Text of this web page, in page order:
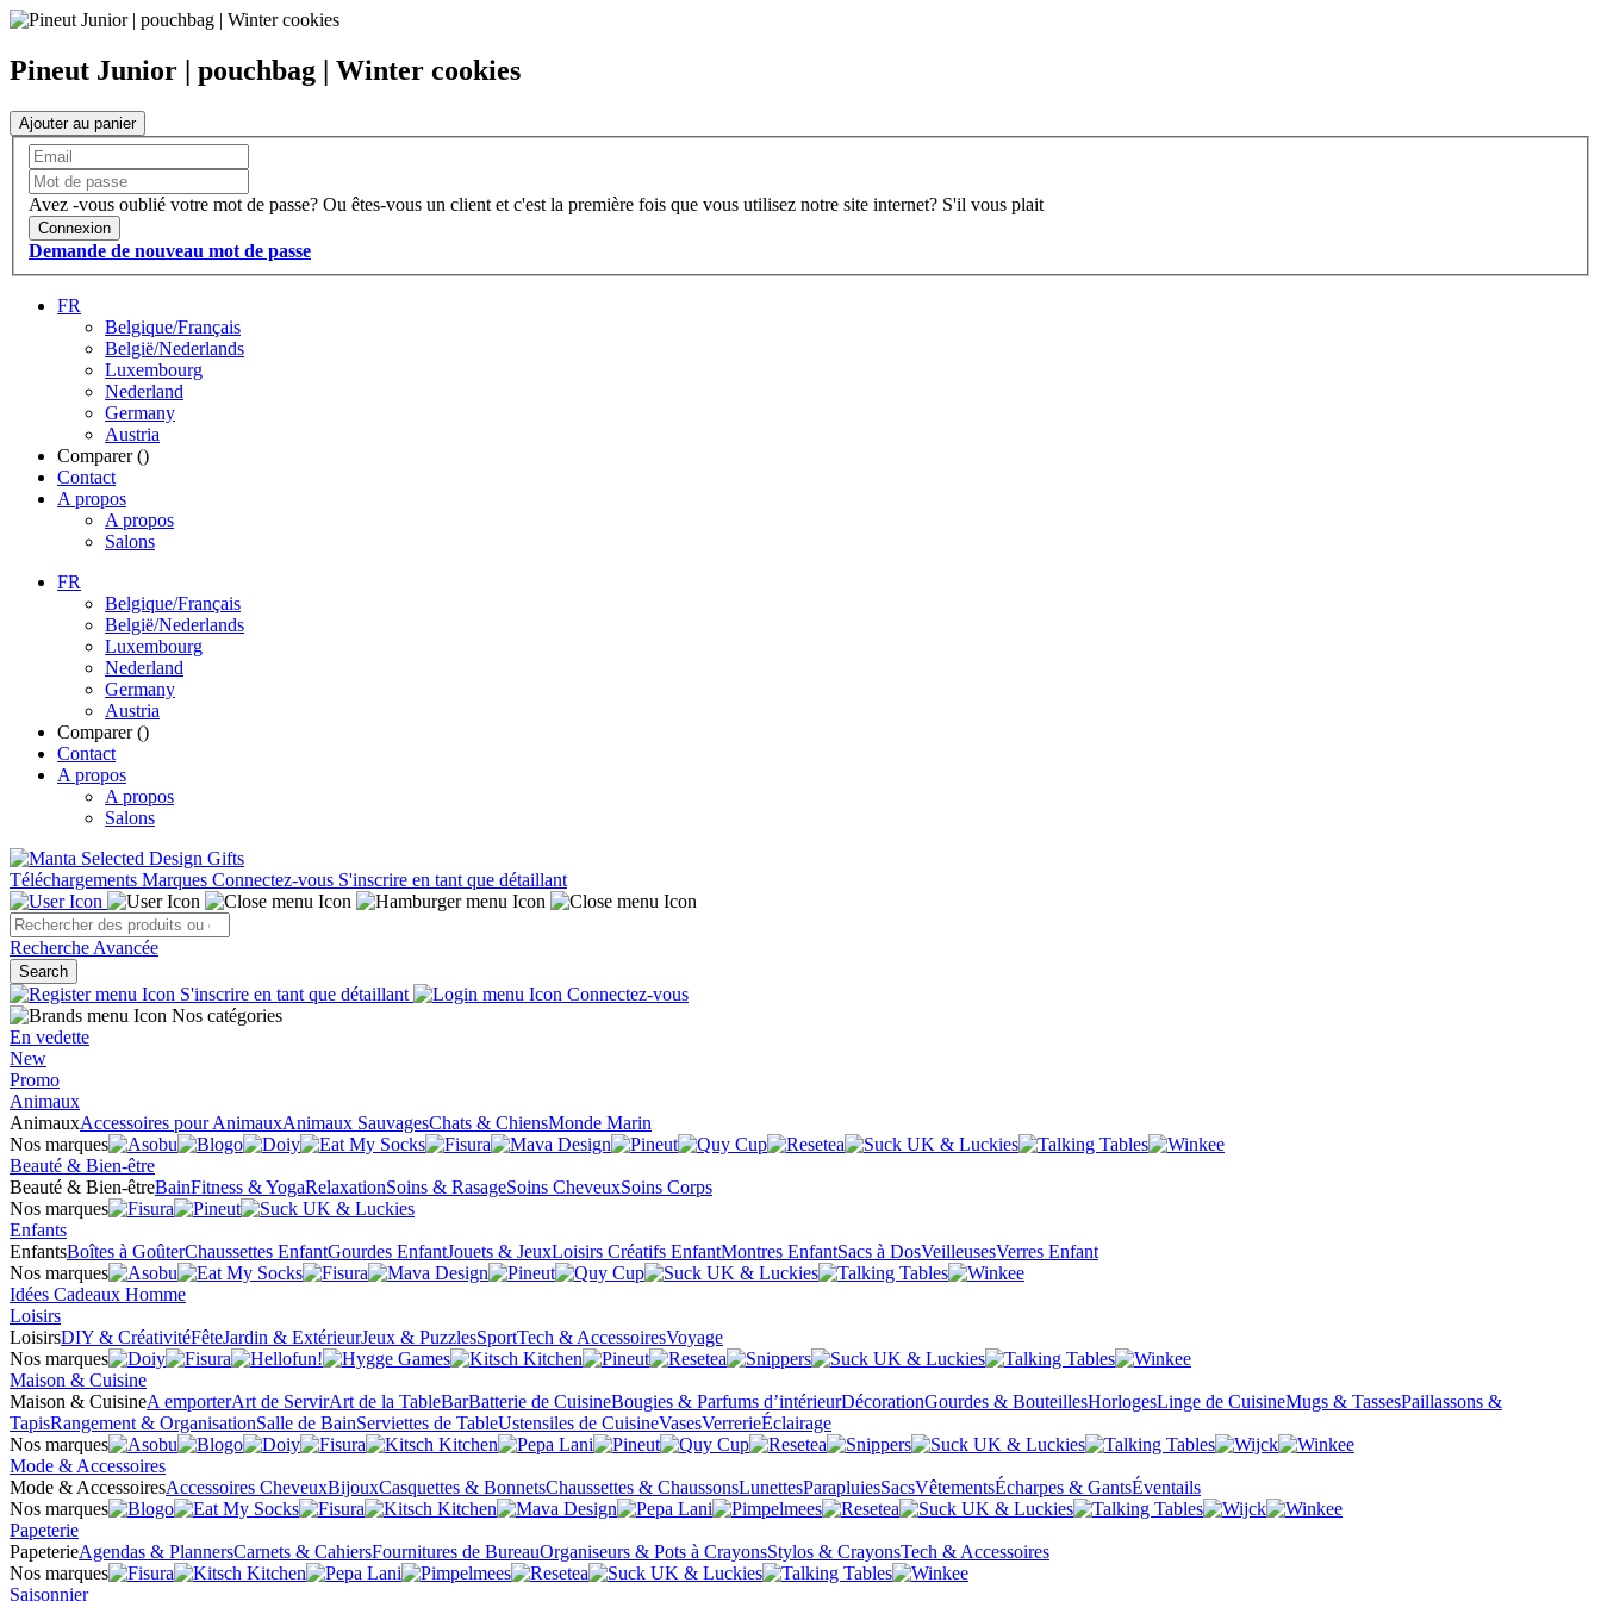
Pineut Junior | pouchbag | Winter cookies
Ajouter au panier
Avez -vous oublié votre mot de passe? Ou êtes-vous un client et c'est la première fois que vous utilisez notre site internet? S'il vous plait
Connexion
Demande de nouveau mot de passe
FR
Belgique/Français
België/Nederlands
Luxembourg
Nederland
Germany
Austria
Comparer ()
Contact
A propos
A propos
Salons
FR
Belgique/Français
België/Nederlands
Luxembourg
Nederland
Germany
Austria
Comparer ()
Contact
A propos
A propos
Salons
Téléchargements Marques Connectez-vous S'inscrire en tant que détaillant
Recherche Avancée
Search
S'inscrire en tant que détaillant
Connectez-vous
Nos catégories
En vedette
New
Promo
Animaux
AnimauxAccessoires pour AnimauxAnimaux SauvagesChats & ChiensMonde Marin
Nos marques
Beauté & Bien-être
Beauté & Bien-êtreBainFitness & YogaRelaxationSoins & RasageSoins CheveuxSoins Corps
Nos marques
Enfants
EnfantsBoîtes à GoûterChaussettes EnfantGourdes EnfantJouets & JeuxLoisirs Créatifs EnfantMontres EnfantSacs à DosVeilleusesVerres Enfant
Nos marques
Idées Cadeaux Homme
Loisirs
LoisirsDIY & CréativitéFêteJardin & ExtérieurJeux & PuzzlesSportTech & AccessoiresVoyage
Nos marques
Maison & Cuisine
Maison & CuisineA emporterArt de ServirArt de la TableBarBatterie de CuisineBougies & Parfums d’intérieurDécorationGourdes & BouteillesHorlogesLinge de CuisineMugs & TassesPaillassons &
TapisRangement & OrganisationSalle de BainServiettes de TableUstensiles de CuisineVasesVerrerieÉclairage
Nos marques
Mode & Accessoires
Mode & AccessoiresAccessoires CheveuxBijouxCasquettes & BonnetsChaussettes & ChaussonsLunettesParapluiesSacsVêtementsÉcharpes & GantsÉventails
Nos marques
Papeterie
PapeterieAgendas & PlannersCarnets & CahiersFournitures de BureauOrganiseurs & Pots à CrayonsStylos & CrayonsTech & Accessoires
Nos marques
Saisonnier